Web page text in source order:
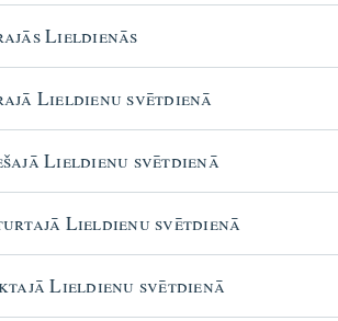
Lieldienās
Lieldienu svētdienā
Lieldienu svētdienā
Lieldienu svētdienā
Lieldienu svētdienā